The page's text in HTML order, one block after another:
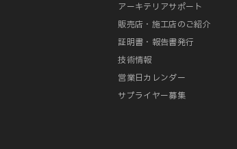
アーキテリアサポート
販売店・施工店のご紹介
証明書・報告書発行
技術情報
営業日カレンダー
サプライヤー募集